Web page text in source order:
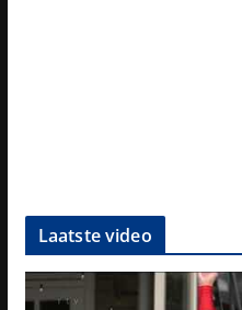
Laatste video